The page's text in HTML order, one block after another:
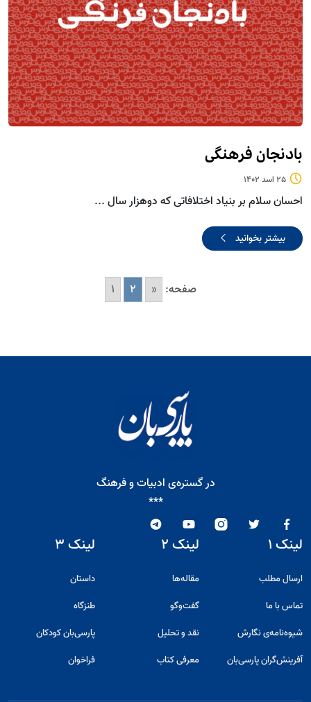
بادنجان فرهنگی
25 اسد 1402
احسان سلام بر بنیاد اختلافاتی که دوهزار سال ...
بیشتر بخوانید
صفحه: «
1 2
در گستره‌ی ادبیات و فرهنگ
***
لینک ۱
ارسال مطلب
تماس با ما
شیوه‌نامه‌ی نگارش
آفرینش‌گران پارسی‌بان
لینک ۲
مقاله‌ها
گفت‌و‌گو
نقد و تحلیل
معرفی کتاب
لینک ۳
داستان
طنزگاه
پارسی‌بان کودکان
فراخوان